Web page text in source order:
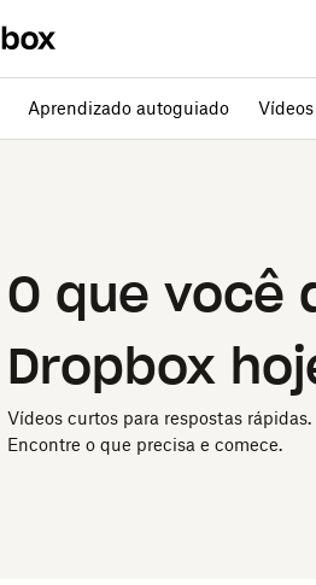
Aprendizado autoguiado Vídeos
O que você
Dropbox
Vídeos curtos para respostas
Encontre o que precisa e comece.